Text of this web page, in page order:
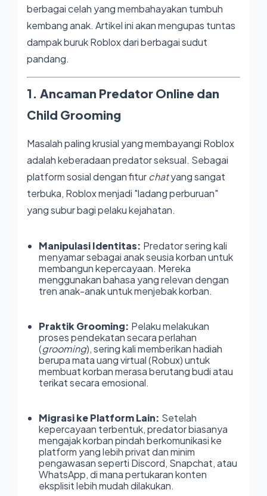
berbagai celah yang membahayakan tumbuh
kembang anak. Artikel ini akan mengupas tuntas
dampak buruk Roblox dari berbagai sudut
pandang.
1. Ancaman Predator Online dan
Child Grooming
Masalah paling krusial yang membayangi Roblox
adalah keberadaan predator seksual. Sebagai
platform sosial dengan fiturchatyang sangat
terbuka, Roblox menjadi "ladang perburuan"
yang subur bagi pelaku kejahatan.
Manipulasi Identitas: Predator sering kali
menyamar sebagai anak seusia korban untuk
membangun kepercayaan. Mereka
menggunakan bahasa yang relevan dengan
tren anak-anak untuk menjebak korban.
Praktik Grooming: Pelaku melakukan
proses pendekatan secara perlahan
(grooming), sering kali memberikan hadiah
berupa mata uang virtual (Robux) untuk
membuat korban merasa berutang budi atau
terikat secara emosional.
Migrasi ke Platform Lain: Setelah
kepercayaan terbentuk, predator biasanya
mengajak korban pindah berkomunikasi ke
platform yang lebih privat dan minim
pengawasan seperti Discord, Snapchat, atau
WhatsApp, di mana pertukaran konten
eksplisit lebih mudah dilakukan.